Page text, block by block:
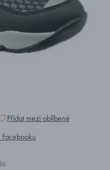
Přidat mezi oblíbené